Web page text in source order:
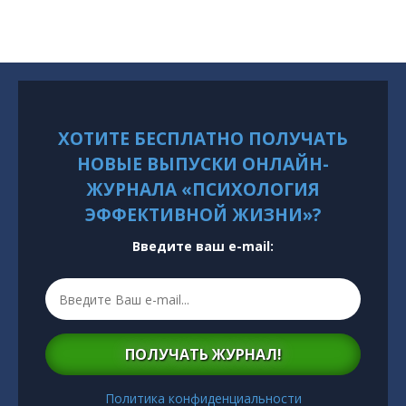
ХОТИТЕ БЕСПЛАТНО ПОЛУЧАТЬ
НОВЫЕ ВЫПУСКИ ОНЛАЙН-
ЖУРНАЛА «ПСИХОЛОГИЯ
ЭФФЕКТИВНОЙ ЖИЗНИ»?
Введите ваш e-mail:
ПОЛУЧАТЬ ЖУРНАЛ!
Политика конфиденциальности